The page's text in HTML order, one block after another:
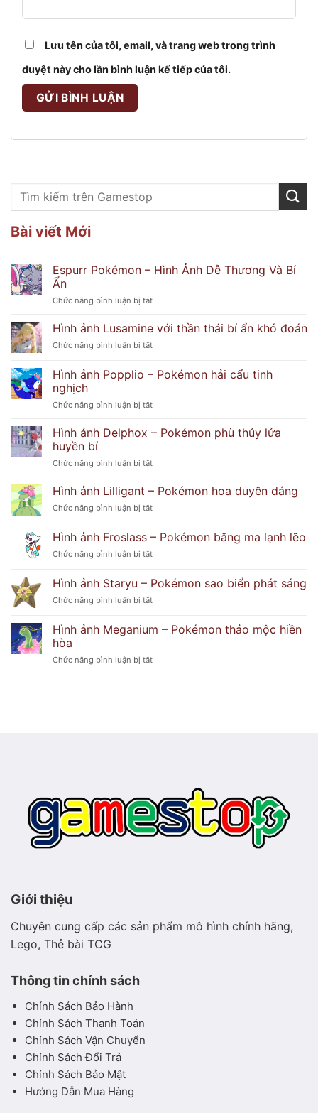
Lưu tên của tôi, email, và trang web trong trình
duyệt này cho lần bình luận kế tiếp của tôi.
Bài viết Mới
Espurr Pokémon – Hình Ảnh Dễ Thương Và Bí
Ẩn
Chức năng bình luận bị tắtở
Pokémon
–
Hình
Dễ
Bí
Hình ảnh Lusamine với thần thái bí ẩn khó đoán
Chức năng bình luận bị tắtở
ảnh
Lusamine
thần
đoán
Hình ảnh Popplio – Pokémon hải cẩu tinh
nghịch
Chức năng bình luận bị tắtở
ảnh
Popplio
Pokémon
cẩu
nghịch
Hình ảnh Delphox – Pokémon phù thủy lửa
huyền bí
Chức năng bình luận bị tắtở
ảnh
Delphox
–
phù
lửa
bí
Hình ảnh Lilligant – Pokémon hoa duyên dáng
Chức năng bình luận bị tắtở
ảnh
Lilligant
–
hoa
duyên
dáng
Hình ảnh Froslass – Pokémon băng ma lạnh lẽo
Chức năng bình luận bị tắtở
ảnh
Froslass
–
băng
lẽo
Hình ảnh Staryu – Pokémon sao biển phát sáng
Chức năng bình luận bị tắtở
Staryu
Pokémon
Hình ảnh Meganium – Pokémon thảo mộc hiền
hòa
Chức năng bình luận bị tắtở
Giới thiệu
Chuyên cung cấp các sản phẩm mô hình chính hãng,
Lego, Thẻ bài TCG
Thông tin chính sách
Chính Sách Bảo Hành
Chính Sách Thanh Toán
Chính Sách Vận Chuyển
Chính Sách Đổi Trả
Chính Sách Bảo Mật
Hướng Dẫn Mua Hàng